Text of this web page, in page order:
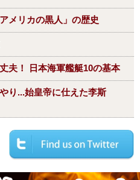
メリカの黒人」の歴史
夫！ 日本海軍艦艇10の基本
り...始皇帝に仕えた李斯